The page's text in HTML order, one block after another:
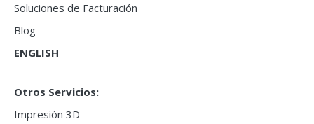
Soluciones de Facturación
Blog
ENGLISH
Otros Servicios:
Impresión 3D